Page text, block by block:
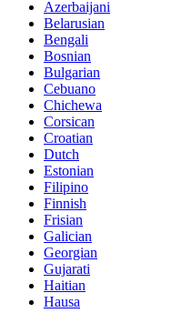
Azerbaijani
Belarusian
Bengali
Bosnian
Bulgarian
Cebuano
Chichewa
Corsican
Croatian
Dutch
Estonian
Filipino
Finnish
Frisian
Galician
Georgian
Gujarati
Haitian
Hausa